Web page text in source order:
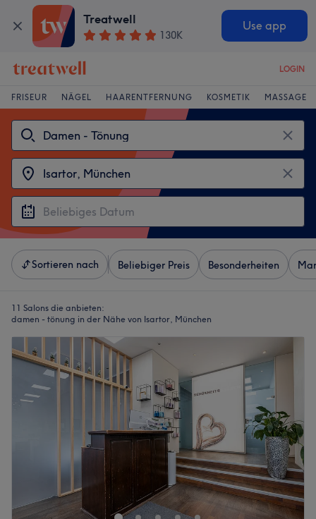
Treatwell
130K
Use app
LOGIN
FRISEUR NÄGEL HAARENTFERNUNG KOSMETIK MASSAGE
Sortieren nach Beliebiger Preis Besonderheiten
11 Salons die anbieten:
damen - tönung in der Nähe von Isartor, München